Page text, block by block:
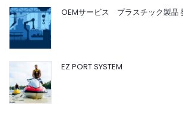
OEMサービス プラスチック製品
EZ PORT SYSTEM